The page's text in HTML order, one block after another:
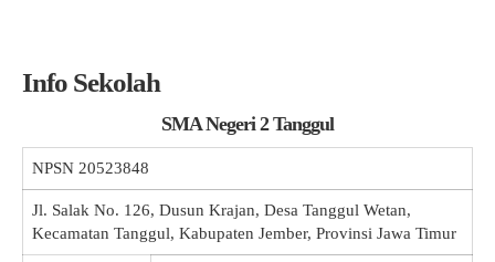
Info Sekolah
SMA Negeri 2 Tanggul
NPSN 20523848
Jl. Salak No. 126, Dusun Krajan, Desa Tanggul Wetan,
Kecamatan Tanggul, Kabupaten Jember, Provinsi Jawa Timur